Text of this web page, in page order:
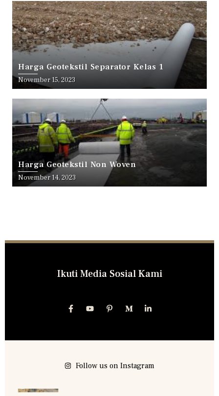
Harga Geotekstil Separator Kelas 1
November 15, 2023
Harga Geotekstil Non Woven
November 14, 2023
Ikuti Media Sosial Kami
Follow us on Instagram